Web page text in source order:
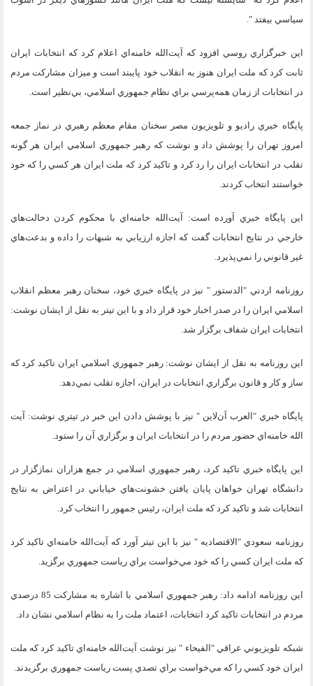
سياسي بيفتد ".
اين خبرگزاري روسي افزود كه آيت‌الله خامنه‌اي اعلام كرد كه انتخابات ايران
ثابت كرد كه ملت ايران هنوز به انقلاب خود پايبند است و ميزان مشاركت مردم
در انتخابات از زمان همه‌پرسي براي نظام جمهوري اسلامي، بي‌نظير است.
پايگاه خبري راديو و تلويزيون مصر سخنان مقام معظم رهبري در نماز جمعه
امروز تهران را پوشش داد و نوشت كه رهبر جمهوري اسلامي ايران هر گونه
تقلب در انتخابات ايران را رد كرد و تاكيد كرد كه ملت ايران هر كسي را كه خود
خواستند انتخاب كردند.
اين پايگاه خبري آورده است: آيت‌الله خامنه‌اي با محكوم كردن دخالت‌هاي
خارجي در نتايج انتخابات گفت كه اجازه ارزيابي به شبهات را داده و بدعت‌هاي
غير قانوني را نمي‌پذيرد.
روزنامه اردني "الدستور " نيز در پايگاه خبري خود، سخنان رهبر معظم انقلاب
اسلامي ايران را در صدر اخبار خود قرار داد و با اين تيتر به نقل از ايشان نوشت:
انتخابات ايران شفاف برگزار شد.
اين روزنامه به نقل از ايشان نوشت: رهبر جمهوري اسلامي ايران تاكيد كرد كه
ساز و كار و قانون برگزاري انتخابات در ايران، اجازه تقلب نمي‌دهد.
پايگاه خبري "العرب آن‌لاين " نيز با پوشش دادن اين خبر در تيتري نوشت: آيت
الله خامنه‌اي حضور مردم را در انتخابات ايران و برگزاري آن را ستود.
اين پايگاه خبري تاكيد كرد، رهبر جمهوري اسلامي در جمع هزاران نمازگزار در
دانشگاه تهران خواهان پايان يافتن خشونت‌هاي خياباني در اعتراض به نتايج
انتخابات شد و تاكيد كرد كه ملت ايران، رئيس جمهور را انتخاب كرد.
روزنامه سعودي "الاقتصاديه " نيز با اين تيتر آورد كه آيت‌الله خامنه‌اي تاكيد كرد
كه ملت ايران كسي را كه خود مي‌خواست براي رياست جمهوري برگزيد.
اين روزنامه ادامه داد: رهبر جمهوري اسلامي با اشاره به مشاركت 85 درصدي
مردم در انتخابات تاكيد كرد انتخابات، اعتماد ملت را به نظام اسلامي نشان داد.
شبكه تلويزيوني عراقي "الفيحاء " نيز نوشت آيت‌الله خامنه‌اي تاكيد كرد كه ملت
ايران خود كسي را كه مي‌خواست براي تصدي پست رياست جمهوري برگزيدند.